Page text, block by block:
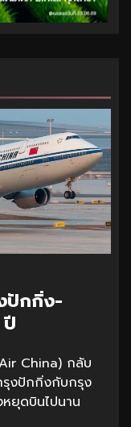
ปักกิ่ง-
China) กลับ
รุงปักกิ่งกับกรุง
ยุดบินไปนาน